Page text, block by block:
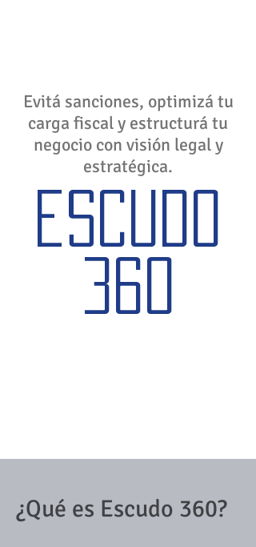
Evitá sanciones, optimizá tu
carga fiscal y estructurá tu
negocio con visión legal y
estratégica.
escudo
360
¿Qué es Escudo 360?